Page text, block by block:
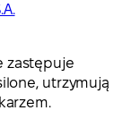
zastępuje
utrzymują